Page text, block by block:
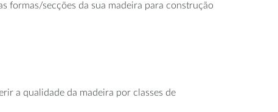
formas/secções da sua madeira para construção
a qualidade da madeira por classes de